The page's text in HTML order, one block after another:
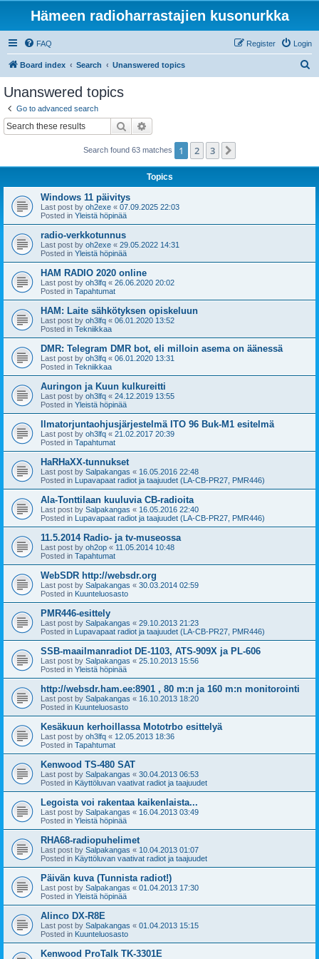
Hämeen radioharrastajien kusonurkka
FAQ Login
Register
Board index Search Unanswered topics
Unanswered topics
Go to advanced search
Search
Search found 63 matches 1 2 3
Topics
Windows 11 päivitys
Last post by oh2exe « 07.09.2025 22:03
Posted in Yleistä höpinää
radio-verkkotunnus
Last post by oh2exe « 29.05.2022 14:31
Posted in Yleistä höpinää
HAM RADIO 2020 online
Last post by oh3lfq « 26.06.2020 20:02
Posted in Tapahtumat
HAM: Laite sähkötyksen opiskeluun
Last post by oh3lfq « 06.01.2020 13:52
Posted in Tekniikkaa
DMR: Telegram DMR bot, eli milloin asema on äänessä
Last post by oh3lfq « 06.01.2020 13:31
Posted in Tekniikkaa
Auringon ja Kuun kulkureitti
Last post by oh3lfq « 24.12.2019 13:55
Posted in Yleistä höpinää
Ilmatorjuntaohjusjärjestelmä ITO 96 Buk-M1 esitelmä
Last post by oh3lfq « 21.02.2017 20:39
Posted in Tapahtumat
HaRHaXX-tunnukset
Last post by Salpakangas « 16.05.2016 22:48
Posted in Lupavapaat radiot ja taajuudet (LA-CB-PR27, PMR446)
Ala-Tonttilaan kuuluvia CB-radioita
Last post by Salpakangas « 16.05.2016 22:40
Posted in Lupavapaat radiot ja taajuudet (LA-CB-PR27, PMR446)
11.5.2014 Radio- ja tv-museossa
Last post by oh2op « 11.05.2014 10:48
Posted in Tapahtumat
WebSDR http://websdr.org
Last post by Salpakangas « 30.03.2014 02:59
Posted in Kuunteluosasto
PMR446-esittely
Last post by Salpakangas « 29.10.2013 21:23
Posted in Lupavapaat radiot ja taajuudet (LA-CB-PR27, PMR446)
SSB-maailmanradiot DE-1103, ATS-909X ja PL-606
Last post by Salpakangas « 25.10.2013 15:56
Posted in Yleistä höpinää
http://websdr.ham.ee:8901 , 80 m:n ja 160 m:n monitorointi
Last post by Salpakangas « 16.10.2013 18:20
Posted in Kuunteluosasto
Kesäkuun kerhoillassa Mototrbo esittelyä
Last post by oh3lfq « 12.05.2013 18:36
Posted in Tapahtumat
Kenwood TS-480 SAT
Last post by Salpakangas « 30.04.2013 06:53
Posted in Käyttöluvan vaativat radiot ja taajuudet
Legoista voi rakentaa kaikenlaista...
Last post by Salpakangas « 16.04.2013 03:49
Posted in Yleistä höpinää
RHA68-radiopuhelimet
Last post by Salpakangas « 10.04.2013 01:07
Posted in Käyttöluvan vaativat radiot ja taajuudet
Päivän kuva (Tunnista radiot!)
Last post by Salpakangas « 01.04.2013 17:30
Posted in Yleistä höpinää
Alinco DX-R8E
Last post by Salpakangas « 01.04.2013 15:15
Posted in Kuunteluosasto
Kenwood ProTalk TK-3301E